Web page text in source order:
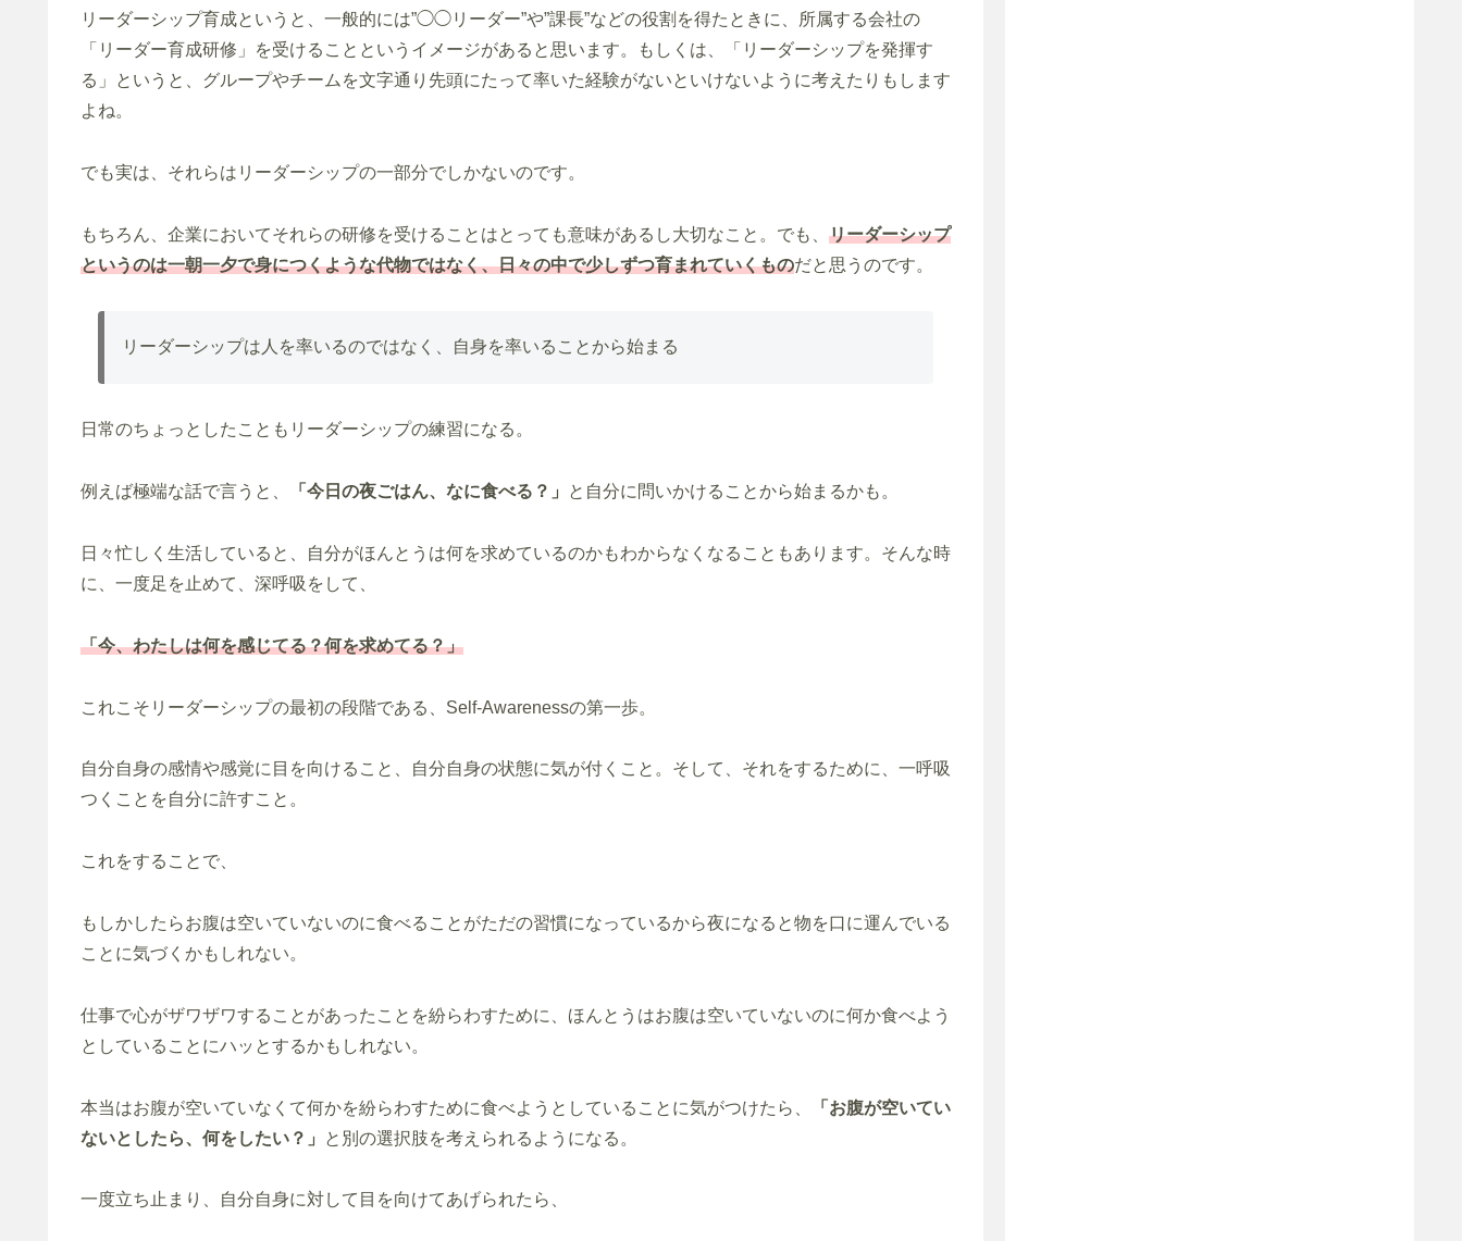
リーダーシップ育成というと、一般的には”◯◯リーダー”や”課長”などの役割を得たときに、所属する会社の
「リーダー育成研修」を受けることというイメージがあると思います。もしくは、「リーダーシップを発揮す
る」というと、グループやチームを文字通り先頭にたって率いた経験がないといけないように考えたりもします
よね。
でも実は、それらはリーダーシップの一部分でしかないのです。
もちろん、企業においてそれらの研修を受けることはとっても意味があるし大切なこと。でも、 リーダーシップ
というのは一朝一夕で身につくような代物ではなく、日々の中で少しずつ育まれていくものだと思うのです。
リーダーシップは人を率いるのではなく、自身を率いることから始まる
日常のちょっとしたこともリーダーシップの練習になる。
例えば極端な話で言うと、 「今日の夜ごはん、なに食べる？」 と自分に問いかけることから始まるかも。
日々忙しく生活していると、自分がほんとうは何を求めているのかもわからなくなることもあります。そんな時
に、一度足を止めて、深呼吸をして、
「今、わたしは何を感じてる？何を求めてる？」
これこそリーダーシップの最初の段階である、Self-Awarenessの第一歩。
自分自身の感情や感覚に目を向けること、自分自身の状態に気が付くこと。そして、それをするために、一呼吸
つくことを自分に許すこと。
これをすることで、
もしかしたらお腹は空いていないのに食べることがただの習慣になっているから夜になると物を口に運んでいる
ことに気づくかもしれない。
仕事で心がザワザワすることがあったことを紛らわすために、ほんとうはお腹は空いていないのに何か食べよう
としていることにハッとするかもしれない。
本当はお腹が空いていなくて何かを紛らわすために食べようとしていることに気がつけたら、
「お腹が空いてい
ないとしたら、何をしたい？」
と別の選択肢を考えられるようになる。
一度立ち止まり、自分自身に対して目を向けてあげられたら、